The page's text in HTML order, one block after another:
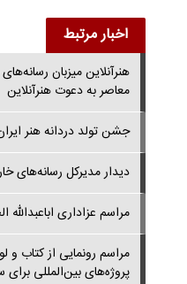
اخبار مرتبط
هنرآنلاین میزبان
معاصر به دعوت هنرآنلاین
جشن تولد دردانه هنر
دیدار مدیرکل رسانه‌های
مراسم عزاداری
مراسم رونمایی از کتاب
پروژه‌های بین‌المللی برای